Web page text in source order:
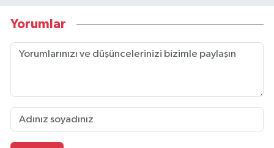
Yorumlar